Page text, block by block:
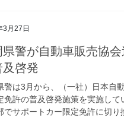
3月27日
及啓発
警は3月から、（一社）日本自
免許の普及啓発施策を実施して
でサポートカー限定免許に切